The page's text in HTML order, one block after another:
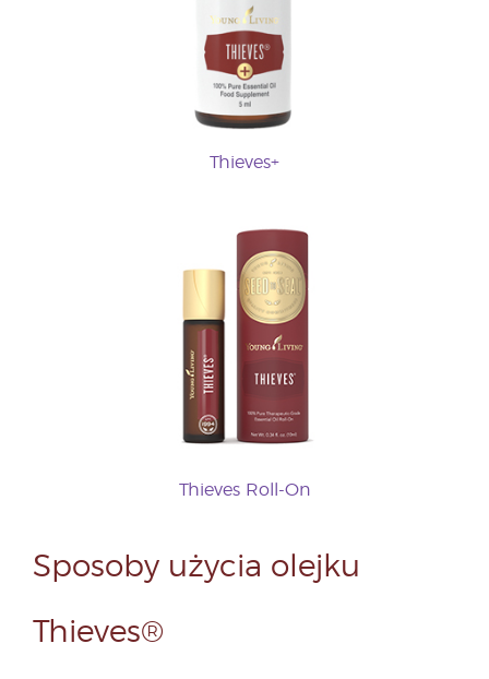
Thieves+
Thieves Roll-On
Sposoby użycia olejku
Thieves®